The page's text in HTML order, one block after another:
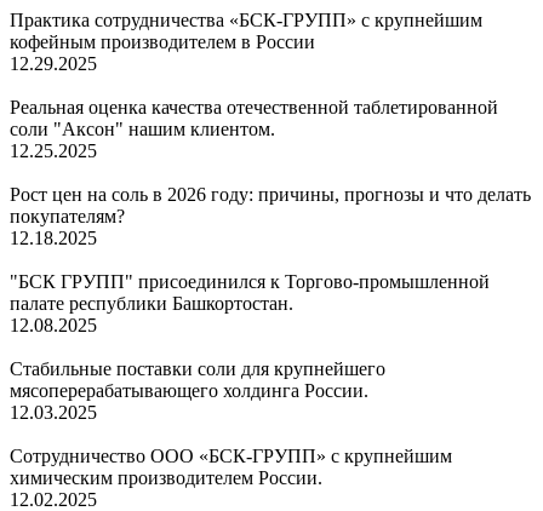
Практика сотрудничества «БСК-ГРУПП» с крупнейшим
кофейным производителем в России
12.29.2025
Реальная оценка качества отечественной таблетированной
соли "Аксон" нашим клиентом.
12.25.2025
Рост цен на соль в 2026 году: причины, прогнозы и что делать
покупателям?
12.18.2025
"БСК ГРУПП" присоединился к Торгово-промышленной
палате республики Башкортостан.
12.08.2025
Стабильные поставки соли для крупнейшего
мясоперерабатывающего холдинга России.
12.03.2025
Сотрудничество ООО «БСК-ГРУПП» с крупнейшим
химическим производителем России.
12.02.2025